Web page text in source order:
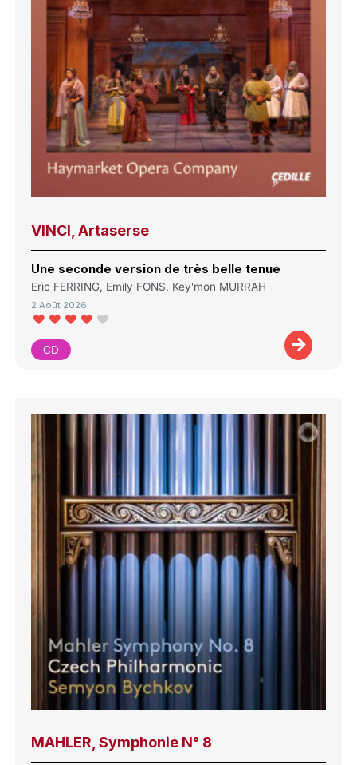
VINCI, Artaserse
Une seconde version de très belle tenue
Eric FERRING, Emily FONS, Key'mon MURRAH
2 Août 2026
CD
MAHLER, Symphonie N° 8